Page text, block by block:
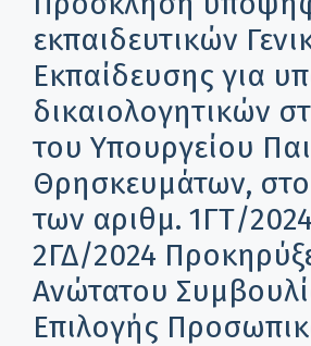
εκπαιδευτικών
Εκπαίδευσης για
δικαιολογητικών
του Υπουργείου
Θρησκευμάτων, στο
των αριθμ. 1ΓΤ/
2ΓΔ/2024
Ανώτατου
Επιλογής